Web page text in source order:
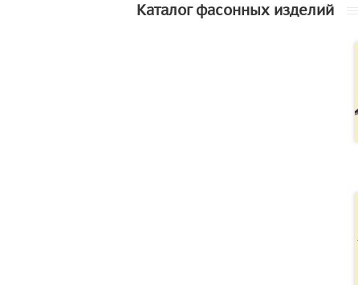
Каталог фасонных изделий